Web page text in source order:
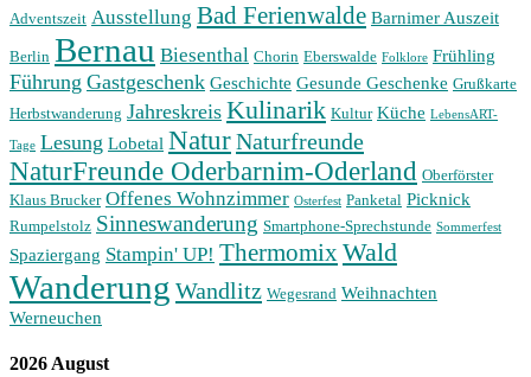
Adventszeit Ausstellung Bad Ferienwalde Barnimer Auszeit
Berlin Bernau Biesenthal Chorin Eberswalde Folklore Frühling
Führung Gastgeschenk Geschichte Gesunde Geschenke Grußkarte
Herbstwanderung Jahreskreis Kulinarik Kultur Küche LebensART-
Tage Lesung Lobetal NaturNaturfreunde
NaturFreunde Oderbarnim-Oderland Oberförster
Klaus Brucker Offenes Wohnzimmer Osterfest Panketal Picknick
Rumpelstolz Sinneswanderung Smartphone-Sprechstunde Sommerfest
Spaziergang Stampin' UP! ThermomixWald
Wanderung Wandlitz Wegesrand Weihnachten
Werneuchen
2026 August